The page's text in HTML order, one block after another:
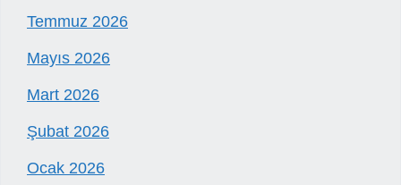
Temmuz 2026
Mayıs 2026
Mart 2026
Şubat 2026
Ocak 2026